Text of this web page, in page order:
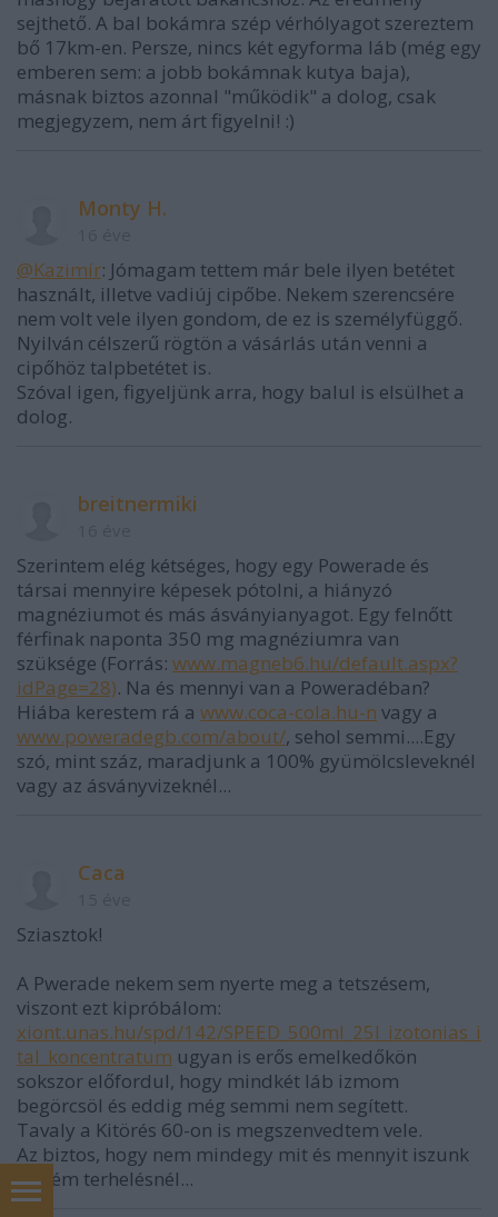
sejthető. A bal bokámra szép vérhólyagot szereztem
bő 17km-en. Persze, nincs két egyforma láb (még egy
emberen sem: a jobb bokámnak kutya baja),
másnak biztos azonnal "működik" a dolog, csak
megjegyzem, nem árt figyelni! :)
Monty H.
@Kazimír: Jómagam tettem már bele ilyen betétet
használt, illetve vadiúj cipőbe. Nekem szerencsére
nem volt vele ilyen gondom, de ez is személyfüggő.
Nyilván célszerű rögtön a vásárlás után venni a
cipőhöz talpbetétet is.
Szóval igen, figyeljünk arra, hogy balul is elsülhet a
dolog.
breitnermiki
Szerintem elég kétséges, hogy egy Powerade és
társai mennyire képesek pótolni, a hiányzó
magnéziumot és más ásványianyagot. Egy felnőtt
férfinak naponta 350 mg magnéziumra van
szüksége (Forrás: www.magneb6.hu/default.aspx?
idPage=28). Na és mennyi van a Poweradéban?
Hiába kerestem rá a www.coca-cola.hu-n vagy a
www.poweradegb.com/about/, sehol semmi....Egy
szó, mint száz, maradjunk a 100% gyümölcsleveknél
vagy az ásványvizeknél...
Caca
Sziasztok!
A Pwerade nekem sem nyerte meg a tetszésem,
viszont ezt kipróbálom:
xiont.unas.hu/spd/142/SPEED_500ml_25l_izotonias_i
tal_koncentratum ugyan is erős emelkedőkön
sokszor előfordul, hogy mindkét láb izmom
begörcsöl és eddig még semmi nem segített.
Tavaly a Kitörés 60-on is megszenvedtem vele.
Az biztos, hogy nem mindegy mit és mennyit iszunk
extrém terhelésnél...